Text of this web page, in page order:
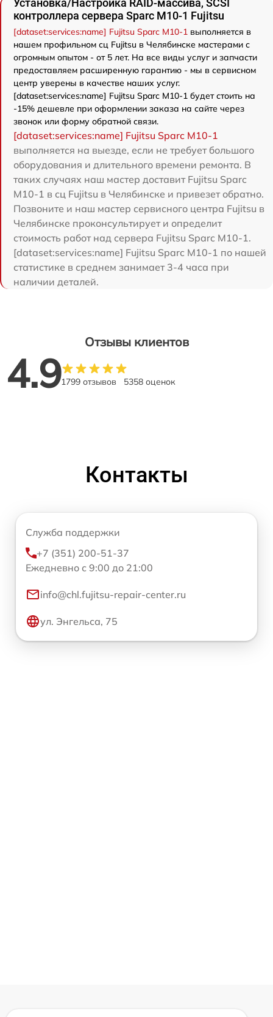
Установка/Настройка RAID-массива, SCSI
контроллера сервера Sparc M10-1 Fujitsu
[dataset:services:name] Fujitsu Sparc M10-1 выполняется в
нашем профильном сц Fujitsu в Челябинске мастерами с
огромным опытом - от 5 лет. На все виды услуг и запчасти
предоставляем расширенную гарантию - мы в сервисном
центр уверены в качестве наших услуг.
[dataset:services:name] Fujitsu Sparc M10-1 будет стоить на
-15% дешевле при оформлении заказа на сайте через
звонок или форму обратной связи.
[dataset:services:name] Fujitsu Sparc M10-1
выполняется на выезде, если не требует большого
оборудования и длительного времени ремонта. В
таких случаях наш мастер доставит Fujitsu Sparc
M10-1 в сц Fujitsu в Челябинске и привезет обратно.
Позвоните и наш мастер сервисного центра Fujitsu в
Челябинске проконсультирует и определит
стоимость работ над сервера Fujitsu Sparc M10-1.
[dataset:services:name] Fujitsu Sparc M10-1 по нашей
статистике в среднем занимает 3-4 часа при
наличии деталей.
Отзывы клиентов
4.91799 отзывов 5358 оценок
Контакты
Служба поддержки
+7 (351) 200-51-37
Ежедневно с 9:00 до 21:00
info@chl.fujitsu-repair-center.ru
ул. Энгельса, 75